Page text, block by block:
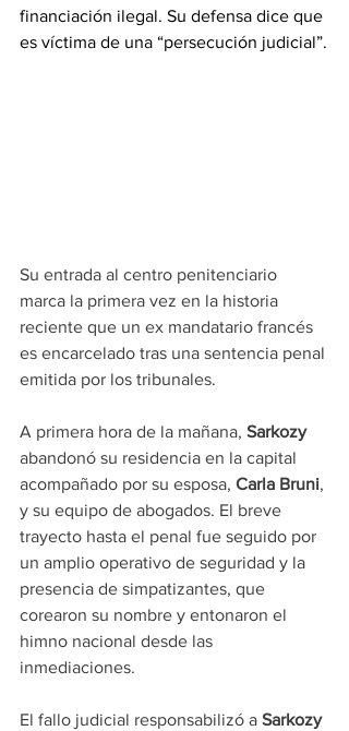
financiación ilegal. Su defensa dice que
es víctima de una “persecución judicial”.
Su entrada al centro penitenciario
marca la primera vez en la historia
reciente que un ex mandatario francés
es encarcelado tras una sentencia penal
emitida por los tribunales.
A primera hora de la mañana, Sarkozy
abandonó su residencia en la capital
acompañado por su esposa, Carla Bruni,
y su equipo de abogados. El breve
trayecto hasta el penal fue seguido por
un amplio operativo de seguridad y la
presencia de simpatizantes, que
corearon su nombre y entonaron el
himno nacional desde las
inmediaciones.
El fallo judicial responsabilizó a Sarkozy